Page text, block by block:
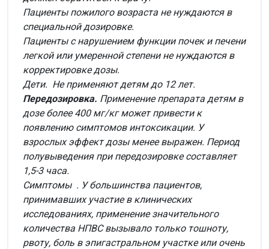
Пациенты пожилого возраста не нуждаются в
специальной дозировке.
Пациенты с нарушением функции почек и печени
легкой или умеренной степени не нуждаются в
корректировке дозы.
Дети. Не применяют детям до 12 лет.
Передозировка. Применение препарата детям в
дозе более 400 мг/кг может привести к
появлению симптомов интоксикации. У
взрослых эффект дозы менее выражен. Период
полувыведения при передозировке составляет
1,5-3 часа.
Симптомы . У большинства пациентов,
принимавших участие в клинических
исследованиях, применение значительного
количества НПВС вызывало только тошноту,
рвоту, боль в эпигастральном участке или очень